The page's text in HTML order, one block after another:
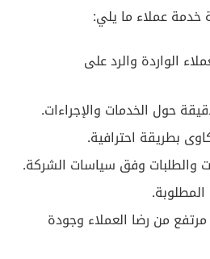
عملاء ما يلي:
الواردة والرد على
حول الخدمات والإجراءات.
بطريقة احترافية.
والطلبات وفق سياسات الشركة.
من رضا العملاء وجودة